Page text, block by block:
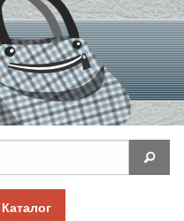
Каталог